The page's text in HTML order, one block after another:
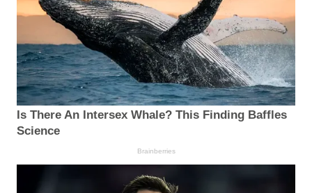
Is There An Intersex Whale? This Finding Baffles
Science
Brainberries